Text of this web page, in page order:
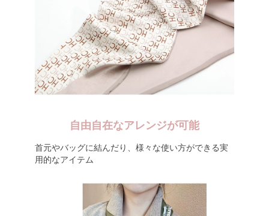
自由自在なアレンジが可能
首元やバッグに結んだり、様々な使い方ができる実
用的なアイテム